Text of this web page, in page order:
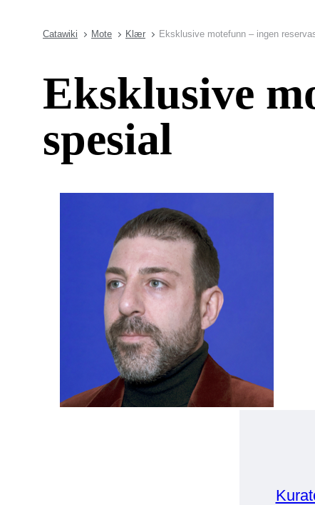
Catawiki Mote Klær Eksklusive motefunn – ingen
Eksklusive
spesial